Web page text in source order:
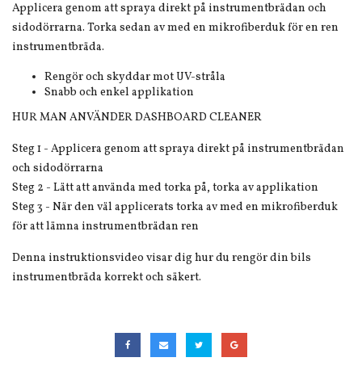
Applicera genom att spraya direkt på instrumentbrädan och
sidodörrarna. Torka sedan av med en mikrofiberduk för en ren
instrumentbräda.
Rengör och skyddar mot UV-stråla
Snabb och enkel applikation
HUR MAN ANVÄNDER DASHBOARD CLEANER
Steg 1 - Applicera genom att spraya direkt på instrumentbrädan
och sidodörrarna
Steg 2 - Lätt att använda med torka på, torka av applikation
Steg 3 - När den väl applicerats torka av med en mikrofiberduk
för att lämna instrumentbrädan ren
Denna instruktionsvideo visar dig hur du rengör din bils
instrumentbräda korrekt och säkert.